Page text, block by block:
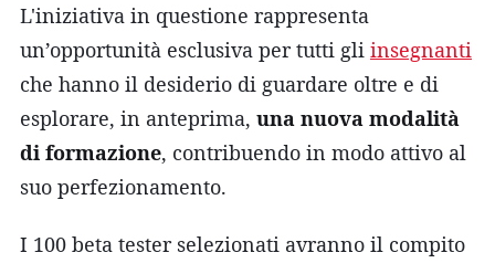
L'iniziativa in questione rappresenta
un’opportunità esclusiva per tutti gli insegnanti
che hanno il desiderio di guardare oltre e di
esplorare, in anteprima, una nuova modalità
di formazione, contribuendo in modo attivo al
suo perfezionamento.
I 100 beta tester selezionati avranno il compito